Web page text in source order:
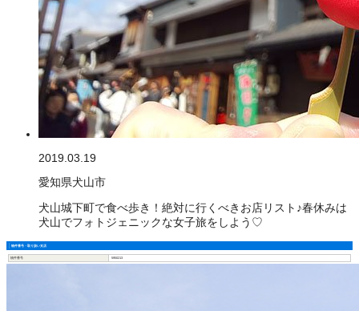
2019.03.19
愛知県犬山市
犬山城下町で食べ歩き！絶対に行くべきお店リスト♪春休みは
犬山でフォトジェニックな女子旅をしよう♡
物件番号・取り扱い支店
物件番号 5950213